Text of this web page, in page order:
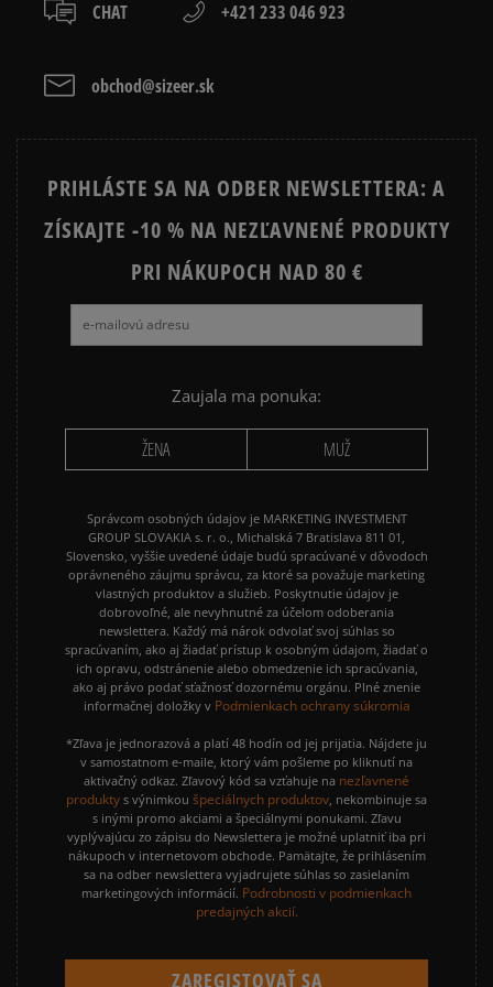
Dostupné spôsoby platby:
kartou,
CHAT +421 233 046 923
obchod@sizeer.sk
PRIHLÁSTE SA NA ODBER NEWSLETTERA: A
ZÍSKAJTE -10 % NA NEZĽAVNENÉ PRODUKTY
PRI NÁKUPOCH NAD 80 €
Zaujala ma ponuka:
ŽENA MUŽ
Správcom osobných údajov je MARKETING INVESTMENT
GROUP SLOVAKIA s. r. o., Michalská 7 Bratislava 811 01,
Slovensko, vyššie uvedené údaje budú spracúvané v dôvodoch
oprávneného záujmu správcu, za ktoré sa považuje marketing
vlastných produktov a služieb. Poskytnutie údajov je
dobrovoľné, ale nevyhnutné za účelom odoberania
newslettera. Každý má nárok odvolať svoj súhlas so
spracúvaním, ako aj žiadať prístup k osobným údajom, žiadať o
ich opravu, odstránenie alebo obmedzenie ich spracúvania,
ako aj právo podať sťažnosť dozornému orgánu. Plné znenie
informačnej doložky v Podmienkach ochrany súkromia
*Zľava je jednorazová a platí 48 hodín od jej prijatia. Nájdete ju
v samostatnom e-maile, ktorý vám pošleme po kliknutí na
aktivačný odkaz. Zľavový kód sa vzťahuje na nezľavnené
produkty s výnimkou špeciálnych produktov, nekombinuje sa
s inými promo akciami a špeciálnymi ponukami. Zľavu
vyplývajúcu zo zápisu do Newslettera je možné uplatniť iba pri
nákupoch v internetovom obchode. Pamätajte, že prihlásením
sa na odber newslettera vyjadrujete súhlas so zasielaním
marketingových informácií. Podrobnosti v podmienkach
predajných akcií.